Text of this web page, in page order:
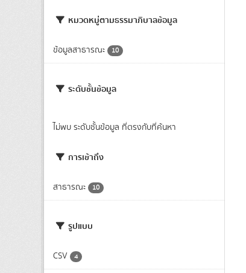
หมวดหมู่ตามธรรมาภิบาลข้อมูล
ข้อมูลสาธารณะ 10
ระดับชั้นข้อมูล
ไม่พบ ระดับชั้นข้อมูล ที่ตรงกับที่ค้นหา
การเข้าถึง
สาธารณะ 10
รูปแบบ
CSV 4